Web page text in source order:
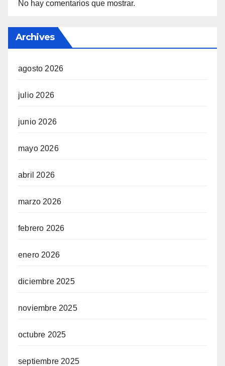
No hay comentarios que mostrar.
Archives
agosto 2026
julio 2026
junio 2026
mayo 2026
abril 2026
marzo 2026
febrero 2026
enero 2026
diciembre 2025
noviembre 2025
octubre 2025
septiembre 2025